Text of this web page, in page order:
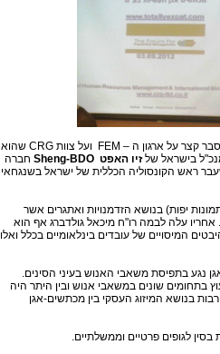
דורון ניב, מנכ"ל CRG הנחה את האירוע וכהרגלו בכנסים אלו נתן הסבר קצר על ארגון ה – FEM ועל צוות CRG שהוא
זיו האפט Sheng-BDO חברה
ראש הקונסוליה הכללית של ישראל בשנגחאי
יפות) בנושא הזדמנויות ואתגרים אשר
עלה לבמה רו"ח מיכאל גולדברג אף הוא
המיסויים של עובדים בינלאומיים בכלל ואלו
נגע בתפיסת משאבי האנוש בעיני הסינים.
ב – 15 השנים האחרונות בייעוץ בתחומים שונים במשאבי אנוש ובין היתר היה
שנים. אלישע עוסק היום רבות בנושא המיזוג העסקי בין מכתשים-אגן
לגופים פרטיים וממשלתיים.